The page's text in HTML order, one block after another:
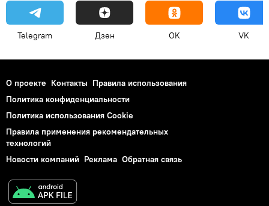
Telegram Дзен OK VK
О проекте Контакты Правила использования
Политика конфиденциальности
Политика использования Cookie
Правила применения рекомендательных
технологий
Новости компаний Реклама Обратная связь